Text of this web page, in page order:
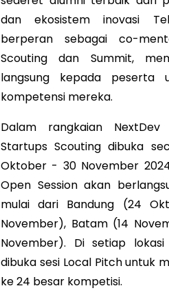
dan ekosistem inovasi
berperan sebagai co-
Scouting dan Summit,
langsung kepada peserta
kompetensi mereka.
Dalam rangkaian NextDev
Startups Scouting dibuka
Oktober - 30 November
Open Session akan
mulai dari Bandung (24
November), Batam (14
November). Di setiap
dibuka sesi Local Pitch untuk
ke 24 besar kompetisi.